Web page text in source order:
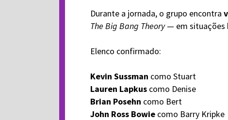
Durante a jornada, o grupo encontra
The Big Bang Theory— em situações
Elenco confirmado:
Kevin Sussman como Stuart
Lauren Lapkuscomo Denise
Brian Posehn como Bert
John Ross Bowiecomo Barry Kripke